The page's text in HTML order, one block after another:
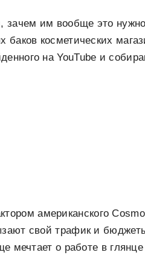
зачем им вообще это
косметических
на YouTube и
американского
свой трафик и
мечтает о работе в